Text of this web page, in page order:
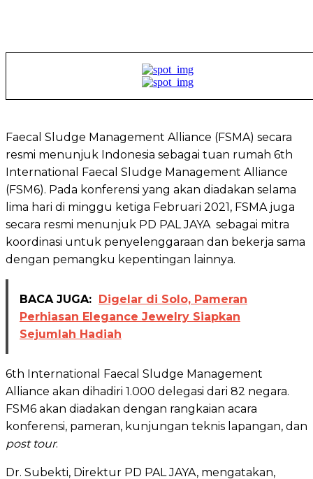
Faecal Sludge Management Alliance (FSMA) secara
resmi menunjuk Indonesia sebagai tuan rumah 6th
International Faecal Sludge Management Alliance
(FSM6). Pada konferensi yang akan diadakan selama
lima hari di minggu ketiga Februari 2021, FSMA juga
secara resmi menunjuk PD PAL JAYA sebagai mitra
koordinasi untuk penyelenggaraan dan bekerja sama
dengan pemangku kepentingan lainnya.
BACA JUGA: Digelar di Solo, Pameran
Perhiasan Elegance Jewelry Siapkan
Sejumlah Hadiah
6th International Faecal Sludge Management
Alliance akan dihadiri 1.000 delegasi dari 82 negara.
FSM6 akan diadakan dengan rangkaian acara
konferensi, pameran, kunjungan teknis lapangan, dan
post tour.
Dr. Subekti, Direktur PD PAL JAYA, mengatakan,